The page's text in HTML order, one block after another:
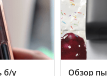
б/у Обзор